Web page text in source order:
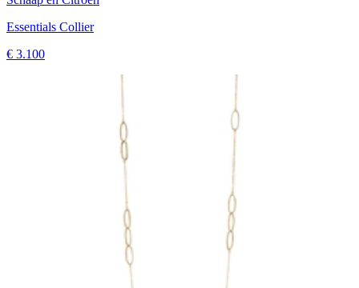
Essentials Collier
€ 3.100